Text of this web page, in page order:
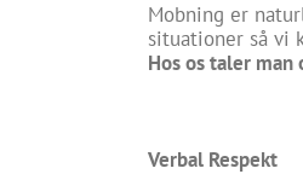
Mobning er
situationer så vi
Hosos taler
Verbal Respekt